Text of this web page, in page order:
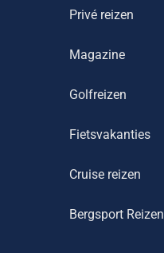
Privé reizen
Magazine
Golfreizen
Fietsvakanties
Cruise reizen
Bergsport Reizen